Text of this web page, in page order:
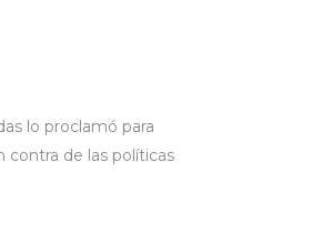
lo proclamó para
contra de las políticas